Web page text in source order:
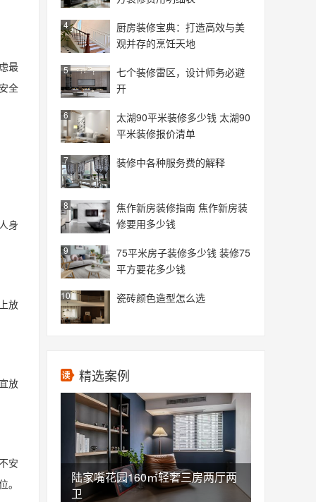
最
全
身
放
放
安
厨房装修宝典：打造高效与美
观并存的烹饪天地
4
七个装修雷区，设计师务必避
开
5
太湖90平米装修多少钱 太湖90
平米装修报价清单
6
装修中各种服务费的解释
7
焦作新房装修指南 焦作新房装
修要用多少钱
8
75平米房子装修多少钱 装修75
平方要花多少钱
9
瓷砖颜色造型怎么选
10
精选案例
陆家嘴花园160㎡轻奢三房两厅两
卫